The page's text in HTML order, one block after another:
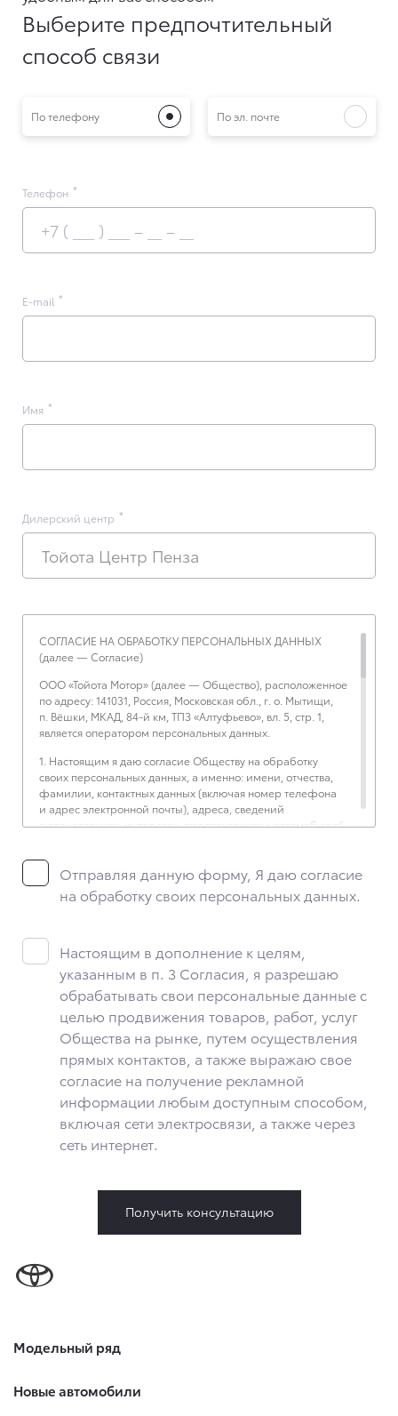
Выберите предпочтительный
способ связи
По телефону По эл. почте
Телефон
E-mail
Имя
Дилерский центр
Тойота Центр Пенза
СОГЛАСИЕ НА ОБРАБОТКУ ПЕРСОНАЛЬНЫХ ДАННЫХ
(далее — Согласие)
ООО «Тойота Мотор» (далее — Общество), расположенное
по адресу: 141031, Россия, Московская обл., г. о. Мытищи,
п. Вёшки, МКАД, 84-й км, ТПЗ «Алтуфьево», вл. 5, стр. 1,
является оператором персональных данных.
1. Настоящим я даю согласие Обществу на обработку
своих персональных данных, а именно: имени, отчества,
фамилии, контактных данных (включая номер телефона
и адрес электронной почты), адреса, сведений
о впечатлениях, интересах, предпочтениях к автомобилю(-
операционной системы устройства и модели мобильного
телефона посетителя сайта, уникального идентификатора
посетителя сайта, предпочтительного времени и способа
для контакта, истории контактов.
следующие действия: сбор, запись, систематизация,
накопление, хранение, уточнение (обновление,
изменение), извлечение, использование, передача
(предоставление, доступ), блокирование, удаление,
уничтожение персональных данных. Общество
обрабатывает персональные данные с использованием
средств автоматизации.
3. Целью обработки персональных данных является
осуществление взаимодействия Общества с посетителями
и пользователями сайта.
4. Я даю согласие на передачу моих персональных данных
третьим лицам, перечень которых размещен на сайте
5. Данное Согласие действует до момента достижения
цели обработки, указанной в настоящем Согласии.
Я осведомлен, что Общество будет обрабатывать данные
своего согласия на обработку по истечении 10 лет с тем,
чтобы гарантировать, что оно соответствует моим
письменного заявления Обществу заказным почтовым
ТПЗ «Алтуфьево», вл. 5, стр. 1.
Отправляя данную форму, Я даю согласие
на обработку своих персональных данных.
Настоящим в дополнение к целям,
указанным в п. 3 Согласия, я разрешаю
обрабатывать свои персональные данные с
целью продвижения товаров, работ, услуг
Общества на рынке, путем осуществления
прямых контактов, а также выражаю свое
согласие на получение рекламной
информации любым доступным способом,
включая сети электросвязи, а также через
сеть интернет.
Получить консультацию
Модельный ряд
Новые автомобили